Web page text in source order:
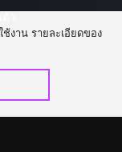
ช้งาน รายละเอียดของ